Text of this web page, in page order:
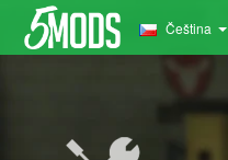
Čeština